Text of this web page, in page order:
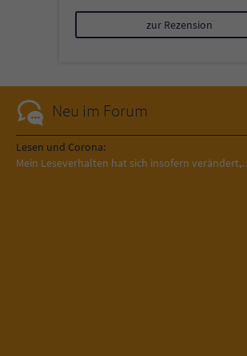
zur Rezension
Neu im Forum
Lesen und Corona:
Mein Leseverhalten hat sich insofern